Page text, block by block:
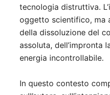
tecnologia distruttiva.
oggetto scientifico, ma
della dissoluzione del
assoluta, dell’impronta
energia incontrollabile.
In questo contesto